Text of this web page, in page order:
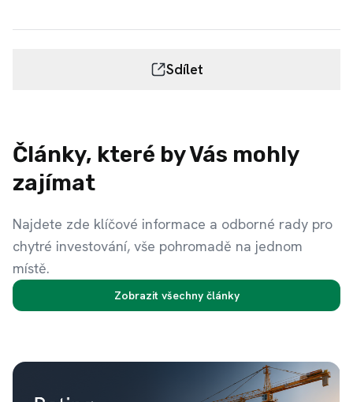
Sdílet
Články, které by Vás mohly
zajímat
Najdete zde klíčové informace a odborné rady pro
chytré investování, vše pohromadě na jednom
místě.
Zobrazit všechny články